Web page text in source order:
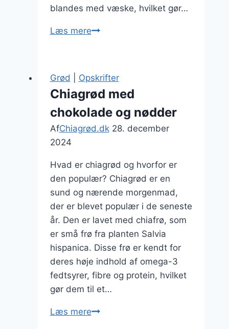
blandes med væske, hvilket gør…
Læs mereChiagrød
krydderier
Grød Opskrifter
Chiagrød med
chokolade og nødder
AfChiagrød.dk 28. december
2024
Hvad er chiagrød og hvorfor er
den populær? Chiagrød er en
sund og nærende morgenmad,
der er blevet populær i de seneste
år. Den er lavet med chiafrø, som
er små frø fra planten Salvia
hispanica. Disse frø er kendt for
deres høje indhold af omega-3
fedtsyrer, fibre og protein, hvilket
gør dem til et…
Læs mereChiagrød